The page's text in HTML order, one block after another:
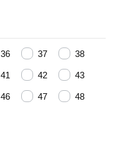
36 37 38
41 42 43
46 47 48